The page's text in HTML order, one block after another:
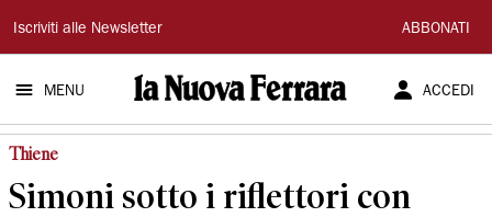
La
Nuova
Ferrara
Iscriviti alle Newsletter ABBONATI
MENU ACCEDI
Thiene
Simoni sotto i riflettori con